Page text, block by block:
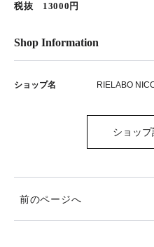
税抜 13000円
Shop Information
ショップ名 RIELABO
ショッ
前のページへ